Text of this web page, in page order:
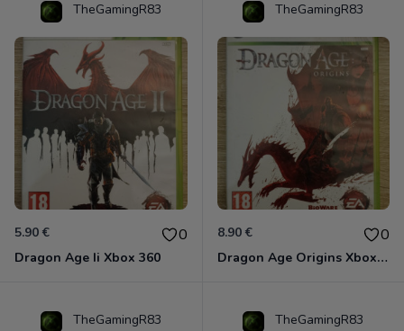
TheGamingR83
5.90 € 0
Dragon Age Ii Xbox 360
TheGamingR83
8.90 € 0
Dragon Age Origins Xbox 360
TheGamingR83 TheGamingR83